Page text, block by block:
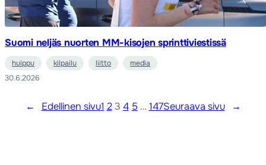
Suomi neljäs nuorten MM-kisojen sprinttiviestissä
huippu kilpailu liitto
media
30.6.2026
← Edellinen sivu1 2 3 4 5 … 147Seuraava sivu →